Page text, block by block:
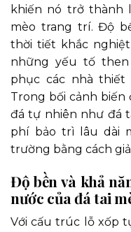
khiến nó trở thành
mèo trang trí. Độ
thời tiết khắc
những yếu tố
phục các nhà thiết
Trong bối cảnh biến
đá tự nhiên như đá
phí bảo trì lâu dài
trường bằng cách
Độ bền và khả
nước của đá tai
Với cấu trúc lỗ xốp